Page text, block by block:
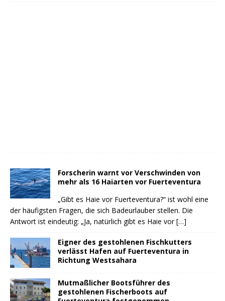
Forscherin warnt vor Verschwinden von
mehr als 16 Haiarten vor Fuerteventura
„Gibt es Haie vor Fuerteventura?“ ist wohl eine
der häufigsten Fragen, die sich Badeurlauber stellen. Die
Antwort ist eindeutig: „Ja, natürlich gibt es Haie vor[…]
Eigner des gestohlenen Fischkutters
verlässt Hafen auf Fuerteventura in
Richtung Westsahara
Mutmaßlicher Bootsführer des
gestohlenen Fischerboots auf